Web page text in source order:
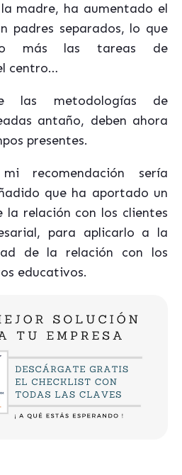
madre, ha aumentado el
padres separados, lo que
más las tareas de
centro…
las metodologías de
antaño, deben ahora
presentes.
recomendación sería
que ha aportado un
la relación con los clientes
para aplicarlo a la
de la relación con los
educativos.